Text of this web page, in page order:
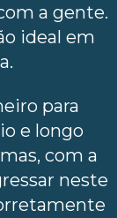
a gente.
ideal em
para
e longo
com a
neste